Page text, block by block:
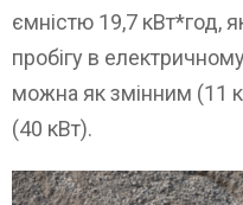
ємністю 19,7 кВт*год,
пробігу в
можна як змінним (11
(40 кВт).